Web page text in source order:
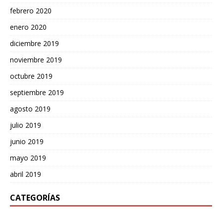
febrero 2020
enero 2020
diciembre 2019
noviembre 2019
octubre 2019
septiembre 2019
agosto 2019
julio 2019
junio 2019
mayo 2019
abril 2019
CATEGORÍAS